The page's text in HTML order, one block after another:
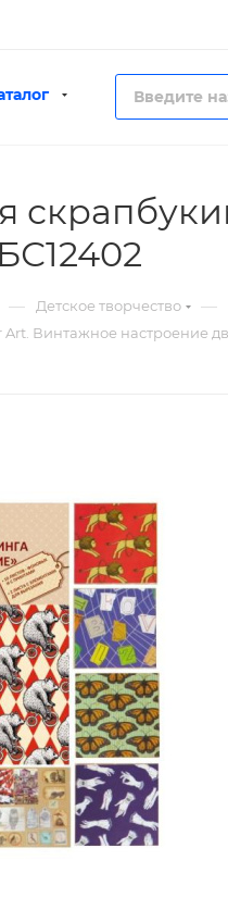
— Детское творчество —
Винтажное настроение